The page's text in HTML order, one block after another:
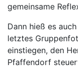
gemeinsame
Dann hieß es
letztes
einstiegen, den
Pfaffendorf